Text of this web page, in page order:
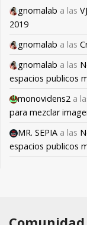
gnomalab a las
2019
gnomalab a las
gnomalab a las
espacios publicos
monovidens2 a
para mezclar
MR. SEPIA a las
espacios publicos